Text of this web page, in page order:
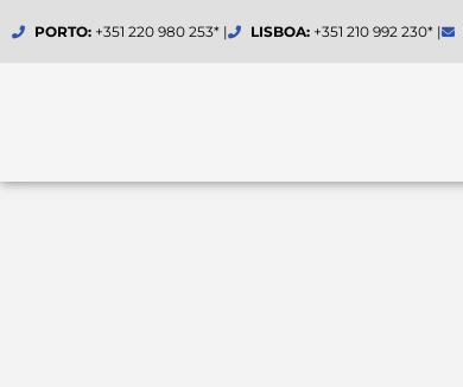
to
PORTO:+351 220 980 253* | LISBOA:+351 210 992 230* |